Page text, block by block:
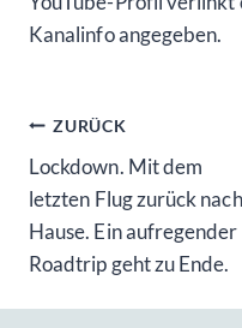
Kanalinfo angegeben.
Beitragsnavigation
ZURÜCK
Lockdown. Mit dem
letzten Flug zurück nach
Hause. Ein aufregender
Roadtrip geht zu Ende.